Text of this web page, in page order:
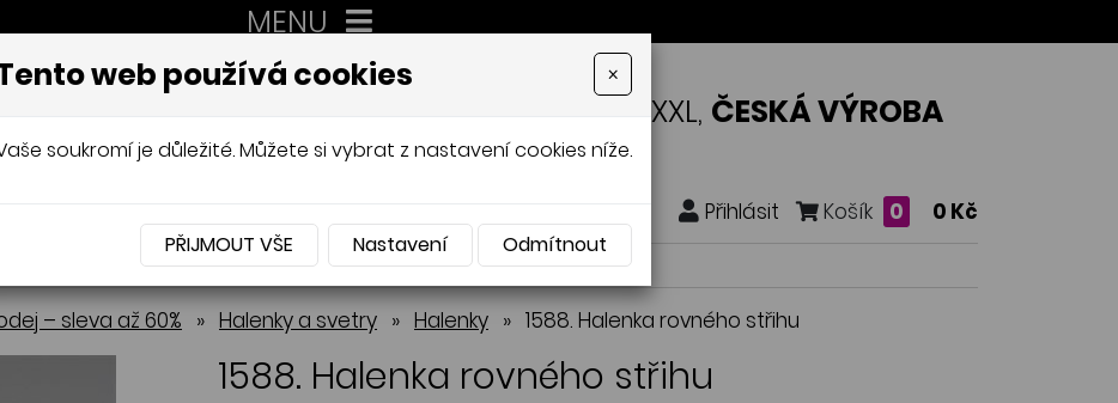
MENU
XXL
Mládková
AUTORSKÉ ŠITÍ, DÁMSKÉ VELIKOSTI XXL, ČESKÁ VÝROBA
Přihlásit Košík 0 0 Kč
NABÍDKA
– sleva až 60% » Halenky a svetry » Halenky » 1588. Halenka rovného střihu
1588. Halenka rovného střihu
web používá cookies ×
soukromí je důležité. Můžete si vybrat z nastavení cookies níže.
PŘIJMOUT VŠE Nastavení Odmítnout